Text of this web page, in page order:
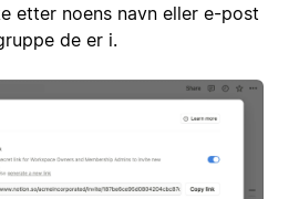
etter noens navn eller e-post
de er i.